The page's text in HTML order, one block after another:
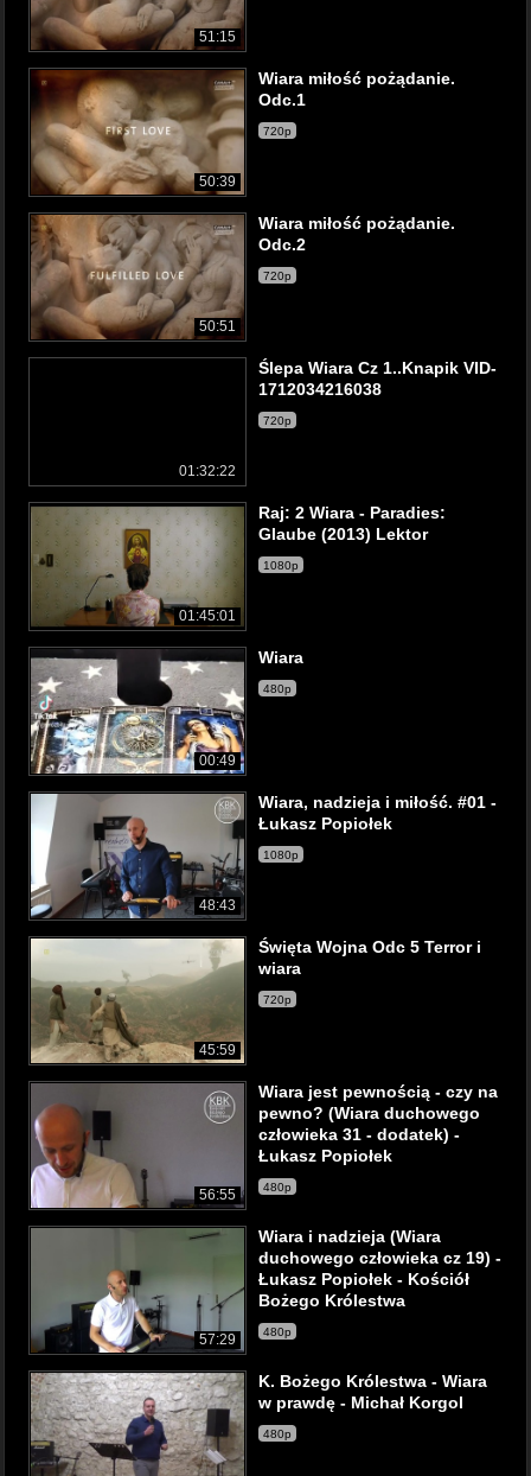
51:15
50:39
Wiara miłość pożądanie.
Odc.1
720p
50:51
Wiara miłość pożądanie.
Odc.2
720p
01:32:22
Ślepa Wiara Cz 1..Knapik VID-
1712034216038
720p
01:45:01
Raj: 2 Wiara - Paradies:
Glaube (2013) Lektor
1080p
00:49
Wiara
480p
48:43
Wiara, nadzieja i miłość. #01 -
Łukasz Popiołek
1080p
45:59
Święta Wojna Odc 5 Terror i
wiara
720p
56:55
Wiara jest pewnością - czy na
pewno? (Wiara duchowego
człowieka 31 - dodatek) -
Łukasz Popiołek
480p
57:29
Wiara i nadzieja (Wiara
duchowego człowieka cz 19) -
Łukasz Popiołek - Kościół
Bożego Królestwa
480p
K. Bożego Królestwa - Wiara
w prawdę - Michał Korgol
480p